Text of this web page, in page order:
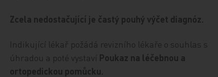
Zcela nedostačující je častý pouhý výčet diagnóz.
Indikující lékař požádá revizního lékaře o souhlas s
úhradou a poté vystaví Poukaz na léčebnou a
ortopedickou pomůcku.